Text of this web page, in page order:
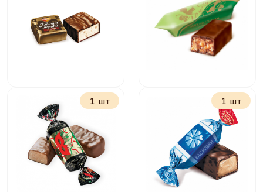
Мишка косолапый
Птичье молоко
сливочно-
ванильное
Грильяжные
мягкий грильяж
1 шт 1 шт